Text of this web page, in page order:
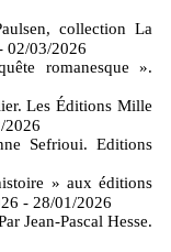
collection La
02/03/2026
romanesque ».
Les Éditions Mille
2026
Sefrioui. Editions
» aux éditions
- 28/01/2026
Jean-Pascal Hesse.